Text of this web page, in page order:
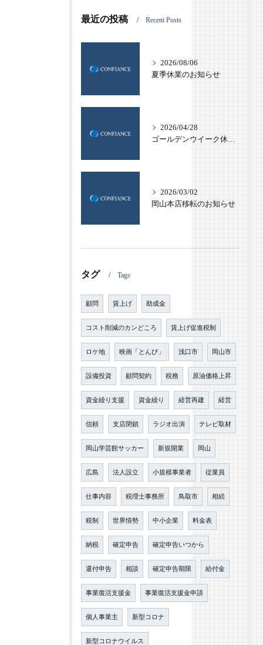
最近の投稿 Recent Posts
2026/08/06
夏季休業のお知らせ
2026/04/28
ゴールデンウイーク休業のお知らせ
2026/03/02
岡山本店移転のお知らせ
タグ Tags
顧問 賃上げ 助成金
コスト削減のカンどころ 賃上げ促進税制
ロケ地 映画「とんび」 浅口市 岡山市
設備投資 顧問契約 税務 原油価格上昇
資金繰り支援 資金繰り 経営再建 経営
信頼 支店閉鎖 ラジオ出演 テレビ取材
岡山学芸館サッカー 新規開業 岡山
広島 法人設立 小規模事業者 従業員
仕事内容 税理士事務所 鳥取市 相続
税制 世界情勢 中小企業 料金表
納税 確定申告 確定申告いつから
還付申告 相談 確定申告期限 給付金
事業復活支援金 事業復活支援金申請
個人事業主 新型コロナ
新型コロナウイルス